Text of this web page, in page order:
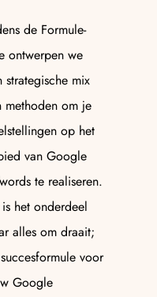
de Formule-
ontwerpen we
strategische mix
methoden om je
op het
van Google
te realiseren.
het onderdeel
alles om draait;
voor
Google